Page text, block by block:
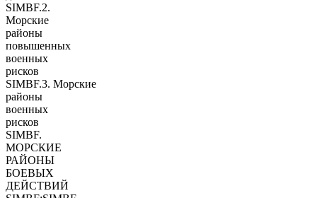
SIMBF.2.
Морские
районы
повышенных
военных
рисков
SIMBF.3. Морские
районы
военных
рисков
SIMBF.
МОРСКИЕ
РАЙОНЫ
БОЕВЫХ
ДЕЙСТВИЙ